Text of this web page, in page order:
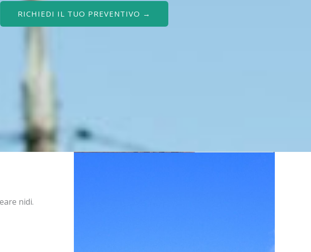
RICHIEDI IL TUO PREVENTIVO →
nidi.